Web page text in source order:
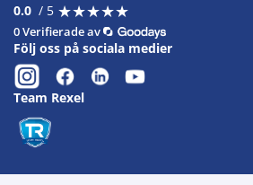
0.0 / 5 ★★★★★
★★★★★
0 Verifierade av
Följ oss på sociala medier
Team Rexel